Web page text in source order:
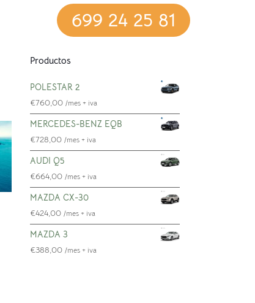
699 24 25 81
Productos
POLESTAR 2
€760,00 /mes + iva
MERCEDES-BENZ EQB
€728,00 /mes + iva
AUDI Q5
€664,00 /mes + iva
MAZDA CX-30
€424,00 /mes + iva
MAZDA 3
€388,00 /mes + iva